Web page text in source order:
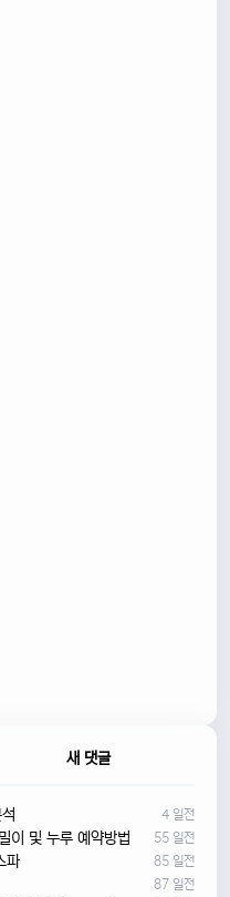
새 댓글
4 일전
이 및 누루 예약방법 55 일전
파 85 일전
87 일전